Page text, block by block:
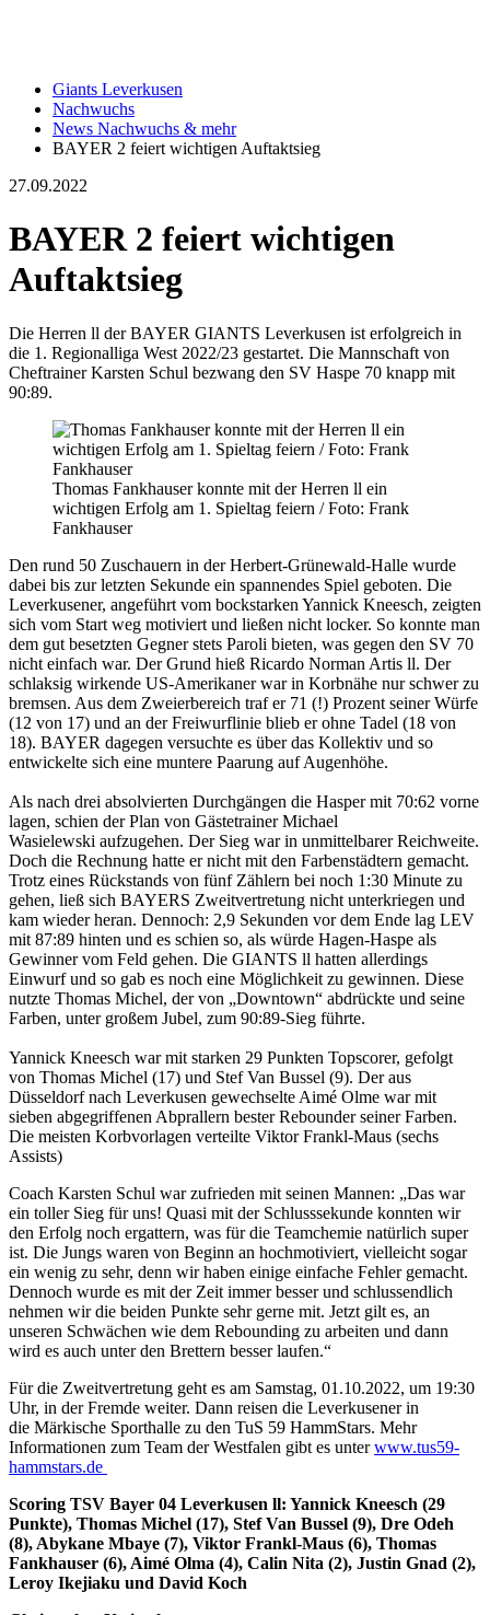
Giants Leverkusen
Nachwuchs
News Nachwuchs & mehr
BAYER 2 feiert wichtigen Auftaktsieg
27.09.2022
BAYER 2 feiert wichtigen
Auftaktsieg
Die Herren ll der BAYER GIANTS Leverkusen ist erfolgreich in
die 1. Regionalliga West 2022/23 gestartet. Die Mannschaft von
Cheftrainer Karsten Schul bezwang den SV Haspe 70 knapp mit
90:89.
Thomas Fankhauser konnte mit der Herren ll ein
wichtigen Erfolg am 1. Spieltag feiern / Foto: Frank
Fankhauser
Den rund 50 Zuschauern in der Herbert-Grünewald-Halle wurde
dabei bis zur letzten Sekunde ein spannendes Spiel geboten. Die
Leverkusener, angeführt vom bockstarken Yannick Kneesch, zeigten
sich vom Start weg motiviert und ließen nicht locker. So konnte man
dem gut besetzten Gegner stets Paroli bieten, was gegen den SV 70
nicht einfach war. Der Grund hieß Ricardo Norman Artis ll. Der
schlaksig wirkende US-Amerikaner war in Korbnähe nur schwer zu
bremsen. Aus dem Zweierbereich traf er 71 (!) Prozent seiner Würfe
(12 von 17) und an der Freiwurflinie blieb er ohne Tadel (18 von
18). BAYER dagegen versuchte es über das Kollektiv und so
entwickelte sich eine muntere Paarung auf Augenhöhe.
Als nach drei absolvierten Durchgängen die Hasper mit 70:62 vorne
lagen, schien der Plan von Gästetrainer Michael
Wasielewski aufzugehen. Der Sieg war in unmittelbarer Reichweite.
Doch die Rechnung hatte er nicht mit den Farbenstädtern gemacht.
Trotz eines Rückstands von fünf Zählern bei noch 1:30 Minute zu
gehen, ließ sich BAYERS Zweitvertretung nicht unterkriegen und
kam wieder heran. Dennoch: 2,9 Sekunden vor dem Ende lag LEV
mit 87:89 hinten und es schien so, als würde Hagen-Haspe als
Gewinner vom Feld gehen. Die GIANTS ll hatten allerdings
Einwurf und so gab es noch eine Möglichkeit zu gewinnen. Diese
nutzte Thomas Michel, der von „Downtown“ abdrückte und seine
Farben, unter großem Jubel, zum 90:89-Sieg führte.
Yannick Kneesch war mit starken 29 Punkten Topscorer, gefolgt
von Thomas Michel (17) und Stef Van Bussel (9). Der aus
Düsseldorf nach Leverkusen gewechselte Aimé Olme war mit
sieben abgegriffenen Abprallern bester Rebounder seiner Farben.
Die meisten Korbvorlagen verteilte Viktor Frankl-Maus (sechs
Assists)
Coach Karsten Schul war zufrieden mit seinen Mannen: „Das war
ein toller Sieg für uns! Quasi mit der Schlusssekunde konnten wir
den Erfolg noch ergattern, was für die Teamchemie natürlich super
ist. Die Jungs waren von Beginn an hochmotiviert, vielleicht sogar
ein wenig zu sehr, denn wir haben einige einfache Fehler gemacht.
Dennoch wurde es mit der Zeit immer besser und schlussendlich
nehmen wir die beiden Punkte sehr gerne mit. Jetzt gilt es, an
unseren Schwächen wie dem Rebounding zu arbeiten und dann
wird es auch unter den Brettern besser laufen.“
Für die Zweitvertretung geht es am Samstag, 01.10.2022, um 19:30
Uhr, in der Fremde weiter. Dann reisen die Leverkusener in
die Märkische Sporthalle zu den TuS 59 HammStars. Mehr
Informationen zum Team der Westfalen gibt es unterwww.tus59-
hammstars.de
Scoring TSV Bayer 04 Leverkusen ll: Yannick Kneesch (29
Punkte), Thomas Michel (17), Stef Van Bussel (9), Dre Odeh
(8), Abykane Mbaye (7), Viktor Frankl-Maus (6), Thomas
Fankhauser (6), Aimé Olma (4), Calin Nita (2), Justin Gnad (2),
Leroy Ikejiaku und David Koch